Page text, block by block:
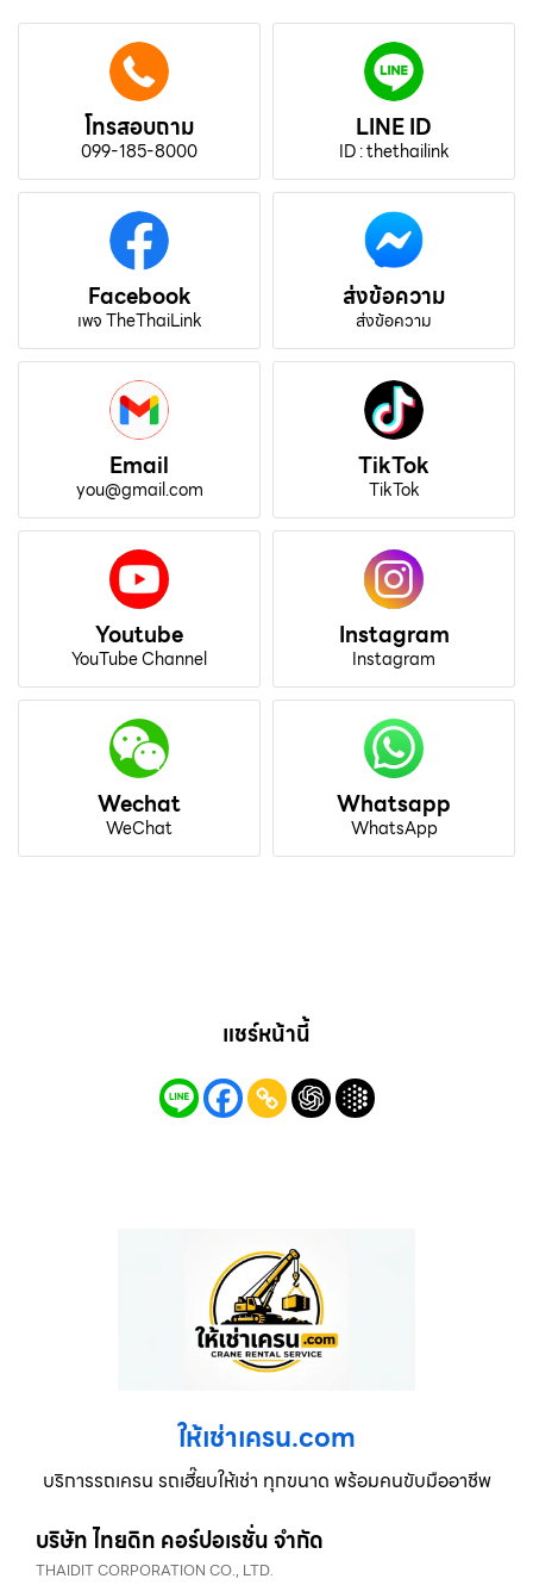
โทรสอบถาม
099-185-8000
LINE ID
ID : thethailink
Facebook
เพจ TheThaiLink
ส่งข้อความ
ส่งข้อความ
Email
you@gmail.com
TikTok
TikTok
Youtube
YouTube Channel
Instagram
Instagram
Wechat
WeChat
Whatsapp
WhatsApp
แชร์หน้านี้
ให้เช่าเครน.com
บริการรถเครน รถเฮี๊ยบให้เช่า ทุกขนาด พร้อมคนขับมืออาชีพ
บริษัท ไทยดิท คอร์ปอเรชั่น จำกัด
THAIDIT CORPORATION CO., LTD.